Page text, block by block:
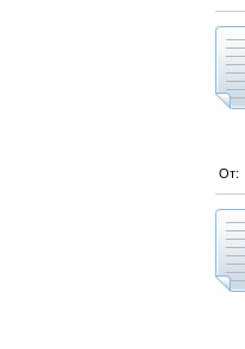
От: